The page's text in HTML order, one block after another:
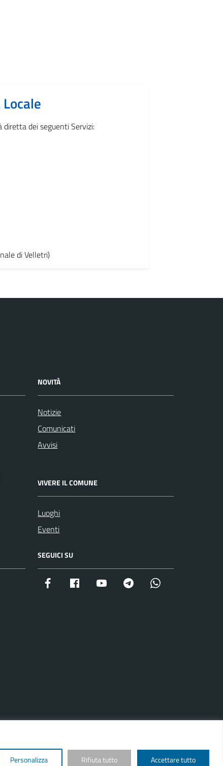
Personalizza Rifiuta tutto Accettare tutto
diretta dei seguenti Servizi:
di Velletri)
NOVITÀ
Notizie
Comunicati
Avvisi
VIVERE IL COMUNE
Luoghi
Eventi
SEGUICI SU
Facebook istituzionale
Facebook museo civico
YouTube Telegram